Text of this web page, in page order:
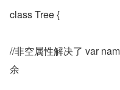
class Tree {
//非空属性解决了 var
余